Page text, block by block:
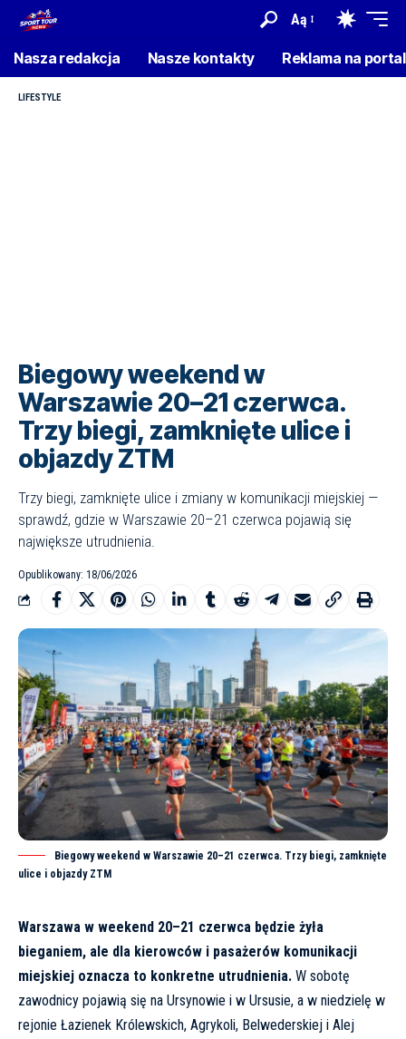
Aą
Nasza redakcja Nasze kontakty Reklama na
LIFESTYLE
Biegowy weekend w
Warszawie 20–21 czerwca.
Trzy biegi, zamknięte ulice i
objazdy ZTM
Trzy biegi, zamknięte ulice i zmiany w komunikacji miejskiej —
sprawdź, gdzie w Warszawie 20–21 czerwca pojawią się
największe utrudnienia.
Opublikowany: 18/06/2026
Biegowy weekend w Warszawie 20–21 czerwca. Trzy biegi, zamknięte
ulice i objazdy ZTM
Warszawa w weekend 20–21 czerwca będzie żyła
bieganiem, ale dla kierowców i pasażerów komunikacji
miejskiej oznacza to konkretne utrudnienia. W sobotę
zawodnicy pojawią się na Ursynowie i w Ursusie, a w niedzielę w
rejonie Łazienek Królewskich, Agrykoli, Belwederskiej i Alej